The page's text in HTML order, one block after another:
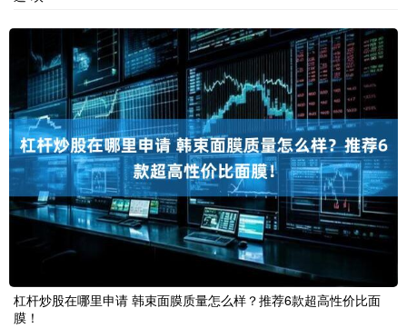
杠杆炒股在哪里申请 韩束面膜质量怎么样？推荐6款超高性价比面
膜！